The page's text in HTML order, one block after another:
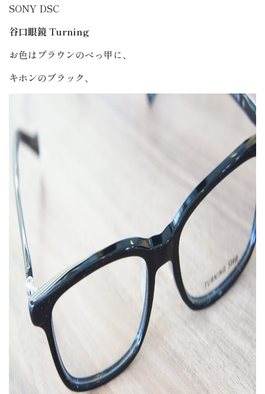
SONY DSC
谷口眼鏡 Turning
お色はブラウンのべっ甲に、
キホンのブラック、